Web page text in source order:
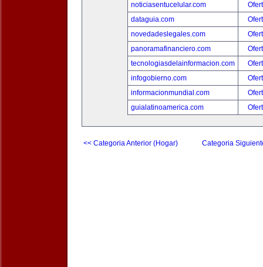
noticiasentucelular.com
dataguia.com
novedadeslegales.com
panoramafinanciero.com
tecnologiasdelainformacion.com
infogobierno.com
informacionmundial.com
guialatinoamerica.com
<< Categoria Anterior (Hogar) Categoria